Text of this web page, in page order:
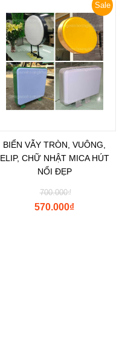
Sale
BIỂN VẪY TRÒN, VUÔNG,
ELIP, CHỮ NHẬT MICA HÚT
NỔI ĐẸP
₫
700.000
₫
570.000